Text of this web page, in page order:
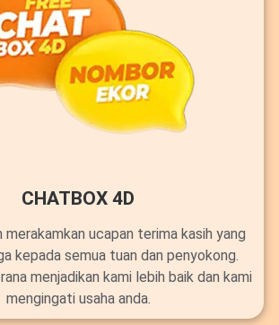
CHATBOX 4D
merakamkan ucapan terima kasih yang
kepada semua tuan dan penyokong.
menjadikan kami lebih baik dan kami
mengingati usaha anda.